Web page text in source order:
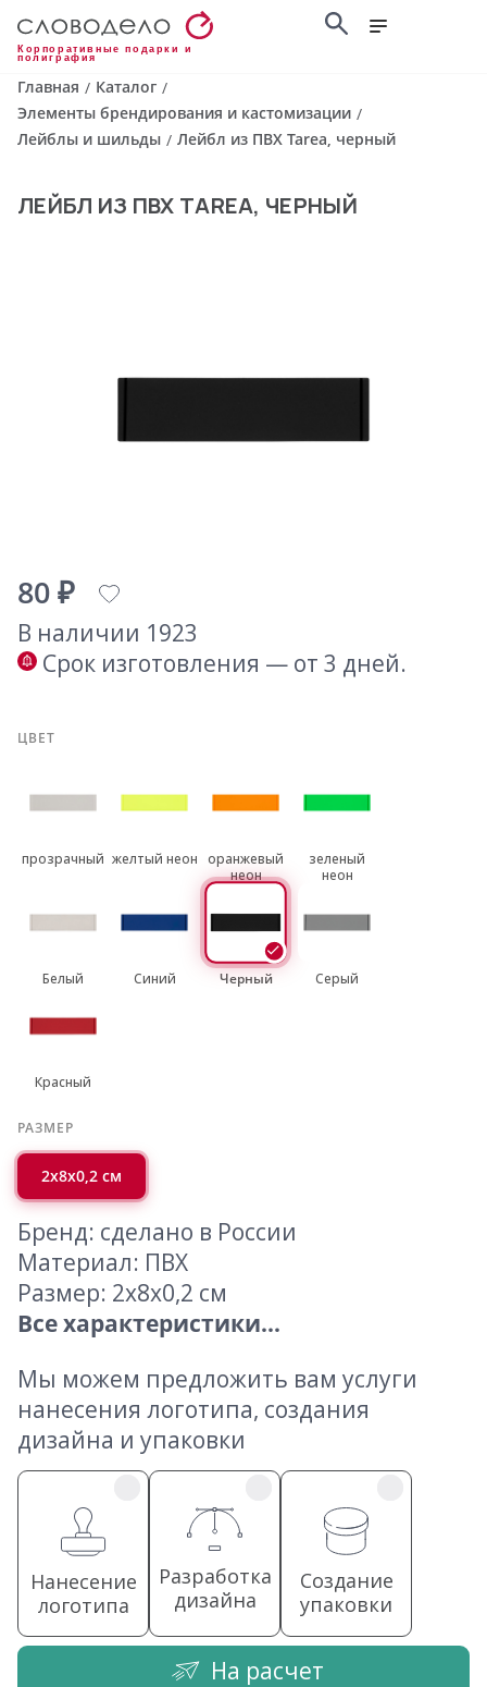
Корпоративные подарки и
полиграфия
Главная / Каталог /
Элементы брендирования и кастомизации /
Лейблы и шильды / Лейбл из ПВХ Tarea, черный
ЛЕЙБЛ ИЗ ПВХ TAREA, ЧЕРНЫЙ
80 ₽
В наличии 1923
Срок изготовления — от 3 дней.
ЦВЕТ
прозрачный желтый неон оранжевый
неон
зеленый
неон
Белый Синий Черный Серый
Красный
РАЗМЕР
2х8х0,2 см
Бренд: сделано в России
Материал: ПВХ
Размер: 2х8х0,2 см
Все характеристики...
Мы можем предложить вам услуги
нанесения логотипа, создания
дизайна и упаковки
Нанесение
логотипа
Разработка
дизайна
Создание
упаковки
На расчет